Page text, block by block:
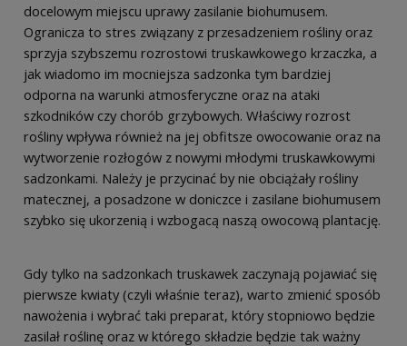
docelowym miejscu uprawy zasilanie biohumusem.
Ogranicza to stres związany z przesadzeniem rośliny oraz
sprzyja szybszemu rozrostowi truskawkowego krzaczka, a
jak wiadomo im mocniejsza sadzonka tym bardziej
odporna na warunki atmosferyczne oraz na ataki
szkodników czy chorób grzybowych. Właściwy rozrost
rośliny wpływa również na jej obfitsze owocowanie oraz na
wytworzenie rozłogów z nowymi młodymi truskawkowymi
sadzonkami. Należy je przycinać by nie obciążały rośliny
matecznej, a posadzone w doniczce i zasilane biohumusem
szybko się ukorzenią i wzbogacą naszą owocową plantację.
Gdy tylko na sadzonkach truskawek zaczynają pojawiać się
pierwsze kwiaty (czyli właśnie teraz), warto zmienić sposób
nawożenia i wybrać taki preparat, który stopniowo będzie
zasilał roślinę oraz w którego składzie będzie tak ważny